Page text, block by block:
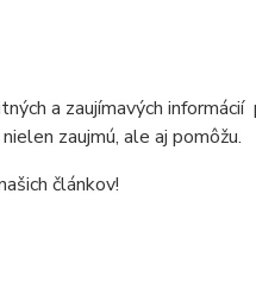
a zaujímavých
zaujmú, ale aj pomôžu.
článkov!